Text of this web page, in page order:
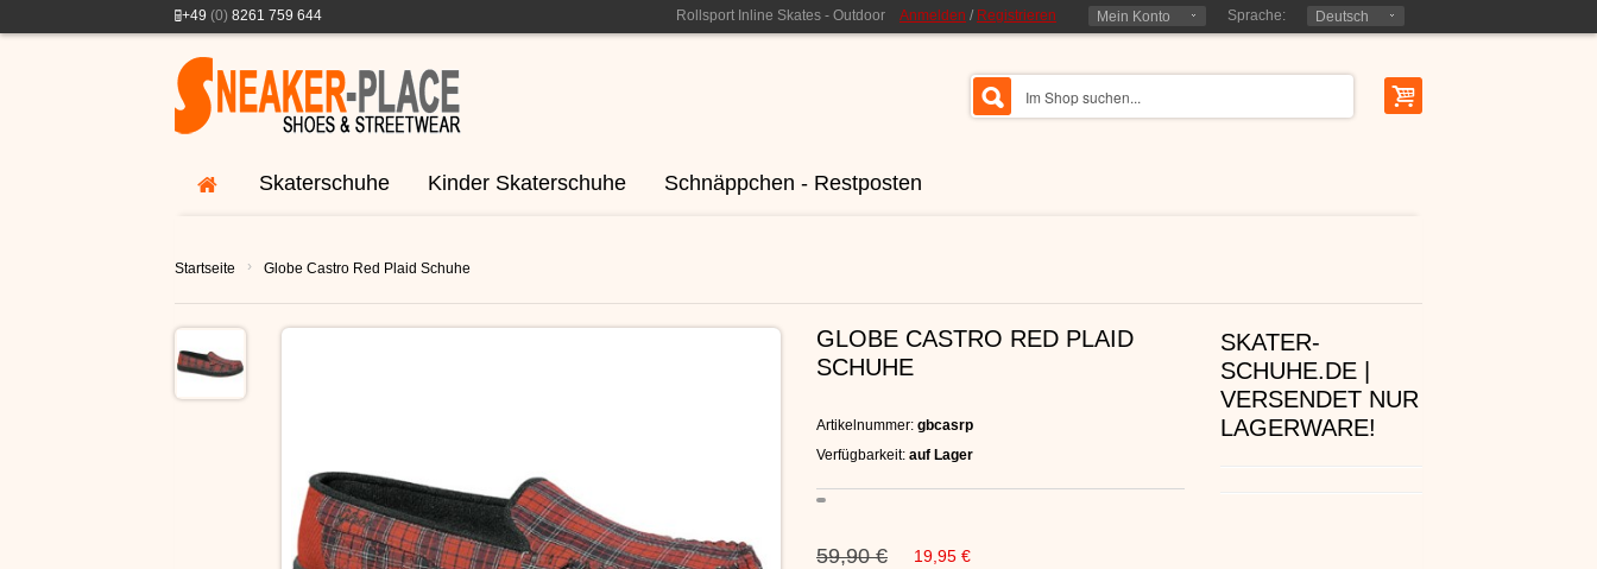
+49 (0) 8261 759 644 Rollsport Inline Skates - Outdoor Anmelden / Registrieren Mein Konto Sprache: Deutsch
Skaterschuhe Kinder Skaterschuhe Schnäppchen - Restposten
Startseite › Globe Castro Red Plaid Schuhe
SKATER-
SCHUHE.DE |
VERSENDET NUR
LAGERWARE!
GLOBE CASTRO RED PLAID
SCHUHE
Artikelnummer: gbcasrp
Verfügbarkeit: auf Lager
59,90 € 19,95 €